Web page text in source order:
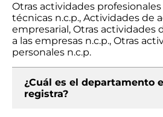
Otras actividades
técnicas n.c.p., Actividades de
empresarial, Otras actividades
a las empresas n.c.p., Otras
personales n.c.p.
¿Cuál es el departamento
registra?